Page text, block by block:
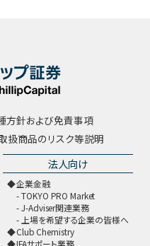
方針および免責事項
扱商品のリスク等説明
法人向け
企業金融
TOKYO PRO Market
J-Adviser関連業務
上場を希望する企業の皆様へ
Club Chemistry
IFAサポート業務